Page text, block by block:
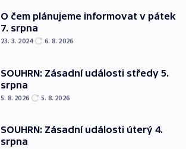
O čem plánujeme informovat v pátek
7. srpna
23. 3. 2024 6. 8. 2026
SOUHRN: Zásadní události středy 5.
srpna
5. 8. 2026 5. 8. 2026
SOUHRN: Zásadní události úterý 4.
srpna